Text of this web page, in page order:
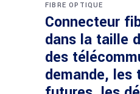
FIBRE OPTIQUE
Connecteur
dans la taille
des
demande, les